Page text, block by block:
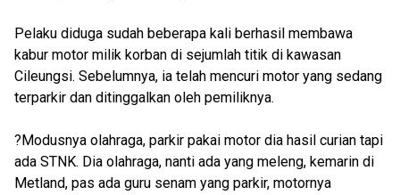
Pelaku diduga sudah beberapa kali berhasil membawa
kabur motor milik korban di sejumlah titik di kawasan
Cileungsi. Sebelumnya, ia telah mencuri motor yang sedang
terparkir dan ditinggalkan oleh pemiliknya.
?Modusnya olahraga, parkir pakai motor dia hasil curian tapi
ada STNK. Dia olahraga, nanti ada yang meleng, kemarin di
Metland, pas ada guru senam yang parkir, motornya